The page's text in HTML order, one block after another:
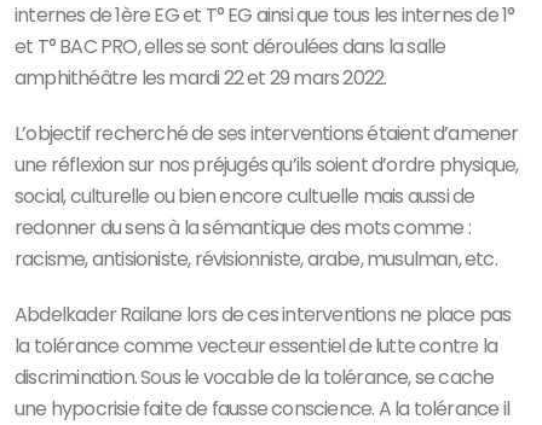
internes de 1ère EG et T° EG ainsi que tous les internes de 1°
et T° BAC PRO, elles se sont déroulées dans la salle
amphithéâtre les mardi 22 et 29 mars 2022.
L’objectif recherché de ses interventions étaient d’amener
une réflexion sur nos préjugés qu’ils soient d’ordre physique,
social, culturelle ou bien encore cultuelle mais aussi de
redonner du sens à la sémantique des mots comme :
racisme, antisioniste, révisionniste, arabe, musulman, etc.
Abdelkader Railane lors de ces interventions ne place pas
la tolérance comme vecteur essentiel de lutte contre la
discrimination. Sous le vocable de la tolérance, se cache
une hypocrisie faite de fausse conscience. A la tolérance il